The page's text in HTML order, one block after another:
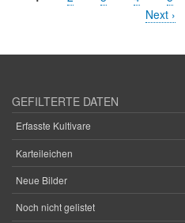
Seitennummerierung
Nächste
Next ›
GEFILTERTE DATEN
Erfasste Kultivare
Karteileichen
Neue Bilder
Noch nicht gelistet